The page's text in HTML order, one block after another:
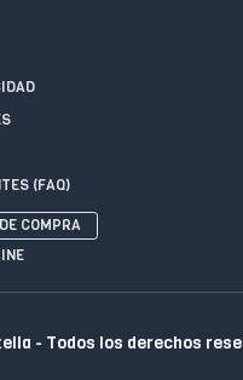
(FAQ)
COMPRA
- Todos los derechos